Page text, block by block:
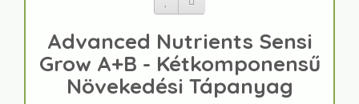
Advanced Nutrients Sensi
Grow A+B - Kétkomponensű
Növekedési Tápanyag